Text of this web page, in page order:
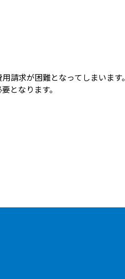
請求が困難となってしまいます。
となります。